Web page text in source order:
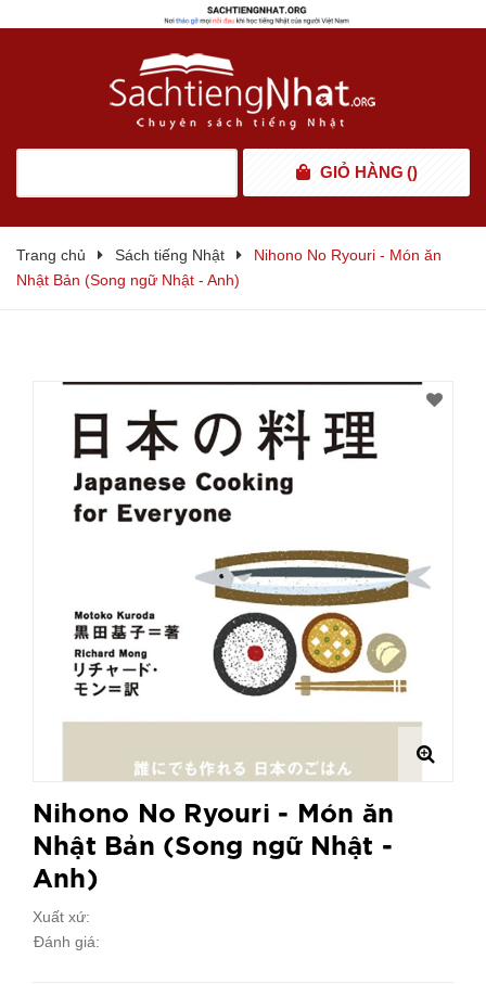
GIỎ HÀNG ()
Trang chủ Sách tiếng Nhật
Nihono No Ryouri - Món ăn
Nhật Bản (Song ngữ Nhật - Anh)
Nihono No Ryouri - Món ăn
Nhật Bản (Song ngữ Nhật -
Anh)
Xuất xứ:
Đánh giá: